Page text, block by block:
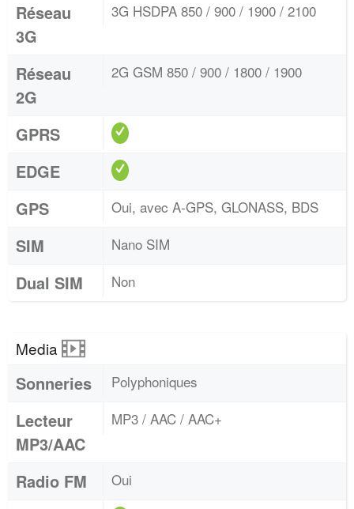
Réseau
3G
3G HSDPA 850 / 900 / 1900 / 2100
Réseau
2G
2G GSM 850 / 900 / 1800 / 1900
GPRS
EDGE
GPS
Oui, avec A-GPS, GLONASS, BDS
SIM Nano SIM
Dual SIM Non
Media
Sonneries Polyphoniques
Lecteur
MP3/AAC
MP3 / AAC / AAC+
Radio FM Oui